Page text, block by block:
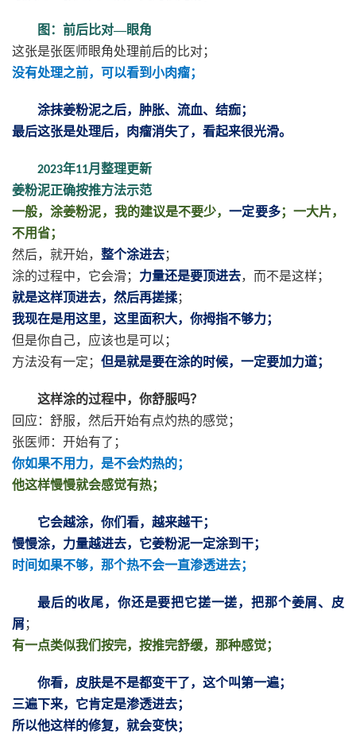
图：前后比对—眼角
这张是张医师眼角处理前后的比对；
没有处理之前，可以看到小肉瘤；
涂抹姜粉泥之后，肿胀、流血、结痂；
最后这张是处理后，肉瘤消失了，看起来很光滑。
2023年11月整理更新
姜粉泥正确按推方法示范
一般，涂姜粉泥，我的建议是不要少，一定要多；一大片，
不用省；
然后，就开始， 整个涂进去；
涂的过程中，它会滑； 力量还是要顶进去，而不是这样；
就是这样顶进去，然后再搓揉；
我现在是用这里，这里面积大，你拇指不够力；
但是你自己，应该也是可以；
方法没有一定； 但是就是要在涂的时候，一定要加力道；
这样涂的过程中，你舒服吗？
回应：舒服，然后开始有点灼热的感觉；
张医师：开始有了；
你如果不用力，是不会灼热的；
他这样慢慢就会感觉有热；
它会越涂，你们看，越来越干；
慢慢涂，力量越进去，它姜粉泥一定涂到干；
时间如果不够，那个热不会一直渗透进去；
最后的收尾，你还是要把它搓一搓，把那个姜屑、皮
屑 ；
有一点类似我们按完，按推完舒缓，那种感觉；
你看，皮肤是不是都变干了，这个叫第一遍；
三遍下来，它肯定是渗透进去；
所以他这样的修复，就会变快；